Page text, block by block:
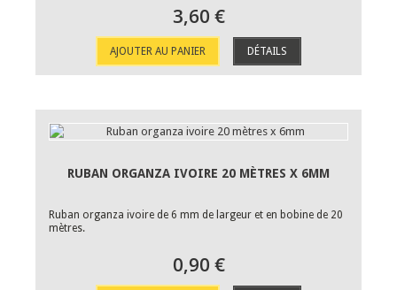
3,60 €
AJOUTER AU PANIER DÉTAILS
RUBAN ORGANZA IVOIRE 20 MÈTRES X 6MM
Ruban organza ivoire de 6 mm de largeur et en bobine de 20
mètres.
0,90 €